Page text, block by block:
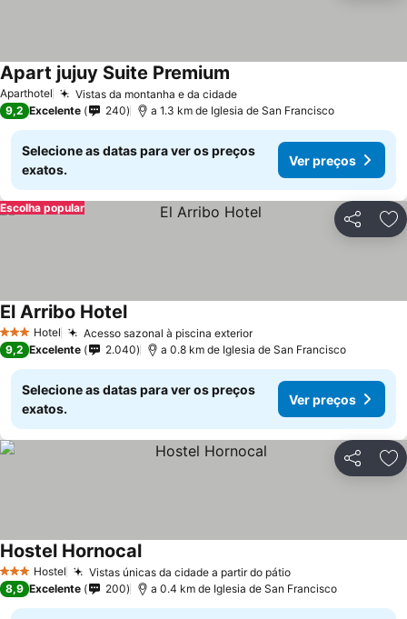
Aparthotel Vistas da montanha e da cidade
Apart jujuy Suite Premium
9,2 Excelente 240 a 1.3 km de Iglesia de San Francisco
Selecione as datas para ver os preços
exatos.
Ver preços
Partilhar
Escolha popular
3 EstrelasHotel Acesso sazonal à piscina exterior
El Arribo Hotel
9,2 Excelente 2.040 a 0.8 km de Iglesia de San Francisco
Selecione as datas para ver os preços
exatos.
Ver preços
Partilhar
3 EstrelasHostel Vistas únicas da cidade a partir do pátio
Hostel Hornocal
8,9 Excelente 200 a 0.4 km de Iglesia de San Francisco